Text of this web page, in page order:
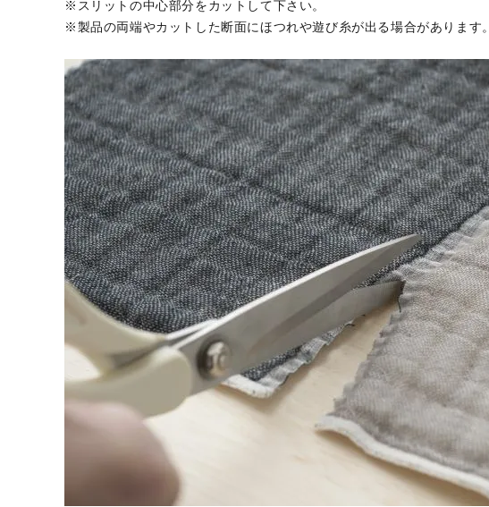
※スリットの中心部分をカットして下さい。
※製品の両端やカットした断面にほつれや遊び糸が出る場合があります。